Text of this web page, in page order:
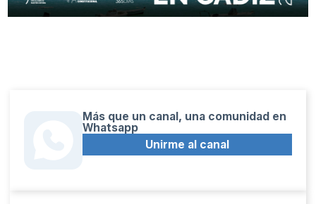
Más que un canal, una comunidad en
Whatsapp
Unirme al canal